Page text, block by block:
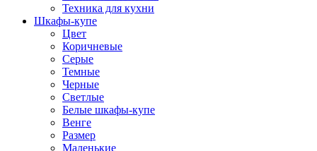
Техника для кухни
Шкафы-купе
Цвет
Коричневые
Серые
Темные
Черные
Светлые
Белые шкафы-купе
Венге
Размер
Маленькие